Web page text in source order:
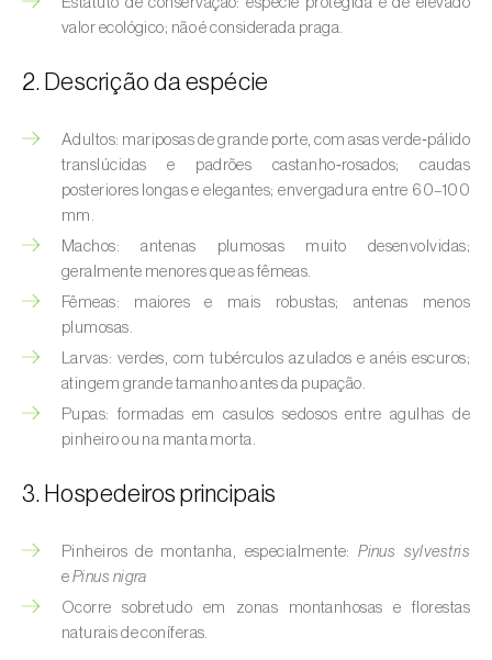
(
Hyalopterus pruni)
lanigerum)
Afídeo-negro-do-feijão (Aphis fabae)
Afídeo-negro-do-pessegueiro
Brachycaudus persicae
Afídeo-verde ( Myzus persicae)
Afídeo-verde-da-ameixeira (Brachycaudus
helichrysi)
Afídeo-verde-da-amendoeira
Brachycaudus amygdalinus )
Afídeo-verde-da-macieira (
Afídeo-verde-dos-citrinos (
Afídeos
Alfinetes (Agriotes spp.
valor ecológico; não é considerada praga.
2. Descrição da espécie
Adultos: mariposas de grande porte, com asas verde‑pálido
translúcidas e padrões castanho‑rosados; caudas
posteriores longas e elegantes; envergadura entre 60–100
mm.
Machos: antenas plumosas muito desenvolvidas;
geralmente menores que as fêmeas.
Fêmeas: maiores e mais robustas; antenas menos
plumosas.
Larvas: verdes, com tubérculos azulados e anéis escuros;
atingem grande tamanho antes da pupação.
Pupas: formadas em casulos sedosos entre agulhas de
pinheiro ou na manta morta.
3. Hospedeiros principais
Pinheiros de montanha, especialmente:Pinus sylvestris
e Pinus nigra
Ocorre sobretudo em zonas montanhosas e florestas
naturais de coníferas.